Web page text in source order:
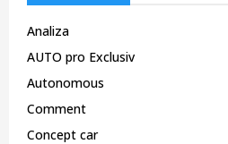
Analiza
AUTO pro Exclusiv
Autonomous
Comment
Concept car